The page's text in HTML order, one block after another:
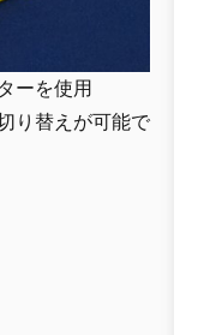
ーを使用
り替えが可能で